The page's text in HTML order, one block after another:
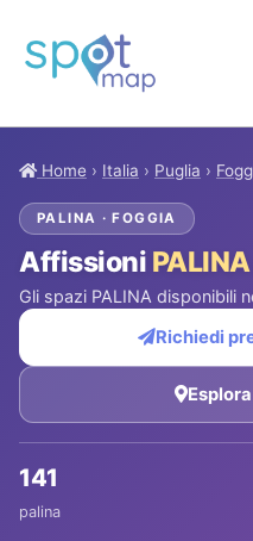
Home › Italia › Puglia ›
PALINA · FOGGIA
Affissioni PALINA
Gli spazi PALINA disponibili
Richiedi
141
palina